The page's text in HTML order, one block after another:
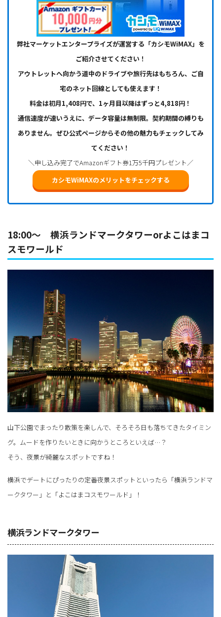
弊社マーケットエンタープライズが運営する「カシモWiMAX」を
ご紹介させてください！
アウトレットへ向かう道中のドライブや旅行先はもちろん、ご自
宅のネット回線としても使えます！
料金は初月1,408円で、1ヶ月目以降はずっと4,818円！
通信速度が速いうえに、データ容量は無制限。契約期間の縛りも
ありません。ぜひ公式ページからその他の魅力もチェックしてみ
てください！
＼申し込み完了でAmazonギフト券1万5千円プレゼント／
カシモWiMAXのメリットをチェックする
18:00～ 横浜ランドマークタワーorよこはまコ
スモワールド
山下公園でまったり散策を楽しんで、そろそろ日も落ちてきたタイミン
グ。ムードを作りたいときに向かうところといえば…？
そう、夜景が綺麗なスポットですね！
横浜でデートにぴったりの定番夜景スポットといったら「横浜ランドマ
ークタワー」と「よこはまコスモワールド」！
横浜ランドマークタワー